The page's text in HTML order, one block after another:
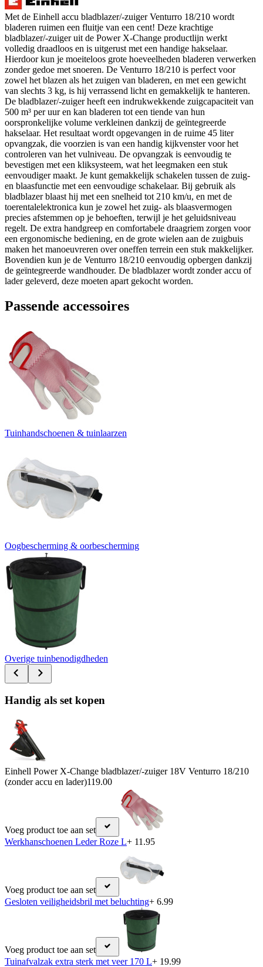
Met de Einhell accu bladblazer/-zuiger Venturro 18/210 wordt
bladeren ruimen een fluitje van een cent! Deze krachtige
bladblazer/-zuiger uit de Power X-Change productlijn werkt
volledig draadloos en is uitgerust met een handige hakselaar.
Hierdoor kun je moeiteloos grote hoeveelheden bladeren verwerken
zonder gedoe met snoeren. De Venturro 18/210 is perfect voor
zowel het blazen als het zuigen van bladeren, en met een gewicht
van slechts 3 kg, is hij verrassend licht en gemakkelijk te hanteren.
De bladblazer/-zuiger heeft een indrukwekkende zuigcapaciteit van
500 m³ per uur en kan bladeren tot een tiende van hun
oorspronkelijke volume verkleinen dankzij de geïntegreerde
hakselaar. Het resultaat wordt opgevangen in de ruime 45 liter
opvangzak, die voorzien is van een handig kijkvenster voor het
controleren van het vulniveau. De opvangzak is eenvoudig te
bevestigen met een kliksysteem, wat het leegmaken een stuk
eenvoudiger maakt. Je kunt gemakkelijk schakelen tussen de zuig-
en blaasfunctie met een eenvoudige schakelaar. Bij gebruik als
bladblazer blaast hij met een snelheid tot 210 km/u, en met de
toerentalelektronica kun je zowel het zuig- als blaasvermogen
precies afstemmen op je behoeften, terwijl je het geluidsniveau
regelt. De extra handgreep en comfortabele draagriem zorgen voor
een ergonomische bediening, en de grote wielen aan de zuigbuis
maken het manoeuvreren over oneffen terrein een stuk makkelijker.
Bovendien kun je de Venturro 18/210 eenvoudig opbergen dankzij
de geïntegreerde wandhouder. De bladblazer wordt zonder accu of
lader geleverd, deze moeten apart gekocht worden.
Passende accessoires
Tuinhandschoenen & tuinlaarzen
Oogbescherming & oorbescherming
Overige tuinbenodigdheden
Handig als set kopen
Einhell Power X-Change bladblazer/-zuiger 18V Venturro 18/210
(zonder accu en lader)119.00
Voeg product toe aan set
Werkhanschoenen Leder Roze L+ 11.95
Voeg product toe aan set
Gesloten veiligheidsbril met beluchting+ 6.99
Voeg product toe aan set
Tuinafvalzak extra sterk met veer 170 L+ 19.99